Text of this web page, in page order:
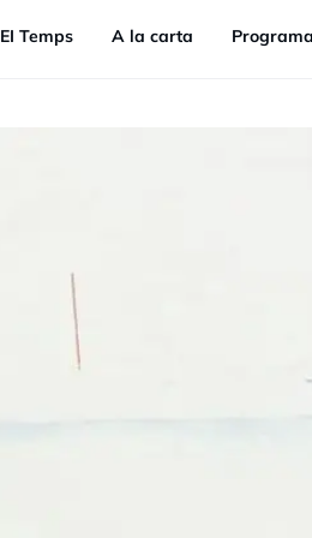
EI Temps A la carta